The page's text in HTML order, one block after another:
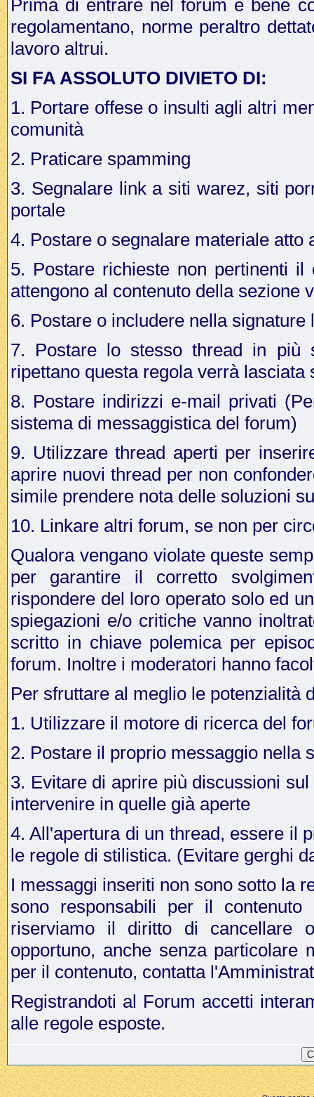
Prima di entrare nel forum è bene
regolamentano, norme peraltro
lavoro altrui.
SI FA ASSOLUTO DIVIETO DI:
1. Portare offese o insulti agli altri
comunità
2. Praticare spamming
3. Segnalare link a siti warez, siti
portale
4. Postare o segnalare materiale
5. Postare richieste non pertinenti
attengono al contenuto della sezione
6. Postare o includere nella
7. Postare lo stesso thread in più
ripettano questa regola verrà lasciata
8. Postare indirizzi e-mail privati
sistema di messaggistica del forum)
9. Utilizzare thread aperti per
aprire nuovi thread per non
simile prendere nota delle soluzioni
10. Linkare altri forum, se non per
Qualora vengano violate queste
per garantire il corretto
rispondere del loro operato solo ed
spiegazioni e/o critiche vanno
scritto in chiave polemica per
forum. Inoltre i moderatori hanno
Per sfruttare al meglio le potenzialità
1. Utilizzare il motore di ricerca del
2. Postare il proprio messaggio nella
3. Evitare di aprire più discussioni
intervenire in quelle già aperte
4. All'apertura di un thread, essere il
le regole di stilistica. (Evitare gerghi
I messaggi inseriti non sono sotto la
sono responsabili per il
riserviamo il diritto di cancellare
opportuno, anche senza particolare
per il contenuto, contatta
Registrandoti al Forum accetti
alle regole esposte.